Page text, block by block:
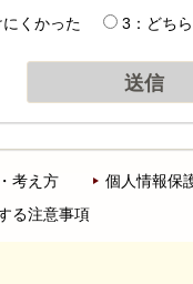
くかった 3：どち
考え方 個人情報保
る注意事項